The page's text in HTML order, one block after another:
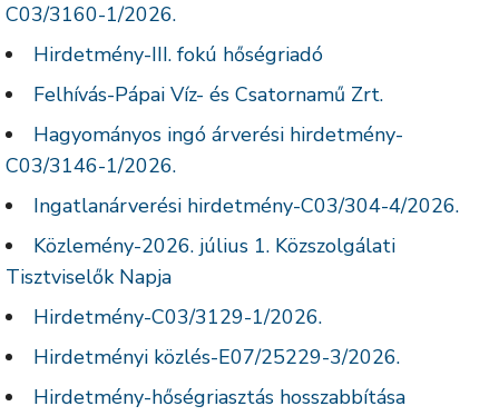
C03/3160-1/2026.
Hirdetmény-III. fokú hőségriadó
Felhívás-Pápai Víz- és Csatornamű Zrt.
Hagyományos ingó árverési hirdetmény-
C03/3146-1/2026.
Ingatlanárverési hirdetmény-C03/304-4/2026.
Közlemény-2026. július 1. Közszolgálati
Tisztviselők Napja
Hirdetmény-C03/3129-1/2026.
Hirdetményi közlés-E07/25229-3/2026.
Hirdetmény-hőségriasztás hosszabbítása